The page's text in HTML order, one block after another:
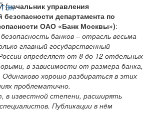
управления
департамента по
ОАО «Банк Москвы»):
банков – отрасль весьма
главный государственный
определяет от 8 до 12 отдельных
в зависимости от размера банка,
хорошо разбираться в этих
проблематично.
в известной степени, расширять
Публикации в нём